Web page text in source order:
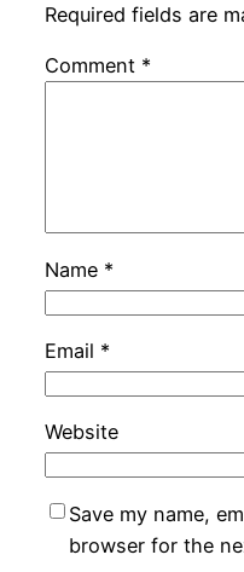
Required fields are
Comment *
Name *
Email *
Website
Save my name,
browser for the